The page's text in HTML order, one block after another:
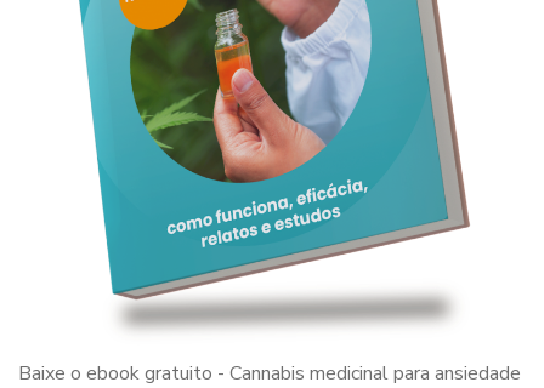
Baixe o ebook gratuito - Cannabis medicinal para ansiedade